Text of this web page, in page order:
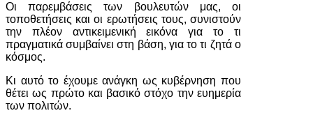
Οι παρεμβάσεις των βουλευτών μας, οι
τοποθετήσεις και οι ερωτήσεις τους, συνιστούν
την πλέον αντικειμενική εικόνα για το τι
πραγματικά συμβαίνει στη βάση, για το τι ζητά ο
κόσμος.
Κι αυτό το έχουμε ανάγκη ως κυβέρνηση που
θέτει ως πρώτο και βασικό στόχο την ευημερία
των πολιτών.